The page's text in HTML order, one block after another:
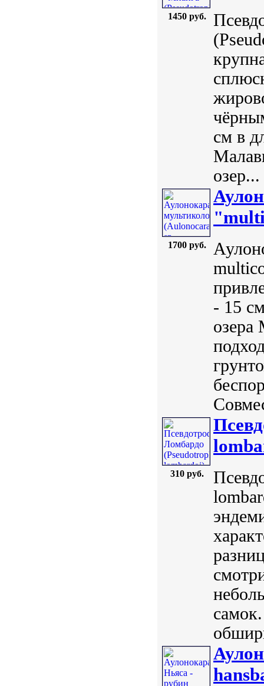
1450 руб.
см в
озер...
1700 руб.
- 15
озера
310 руб.